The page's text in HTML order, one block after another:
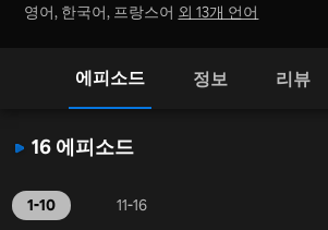
영어, 한국어, 프랑스어 외 13개 언어
에피소드 정보 리뷰
16 에피소드
1-10 11-16